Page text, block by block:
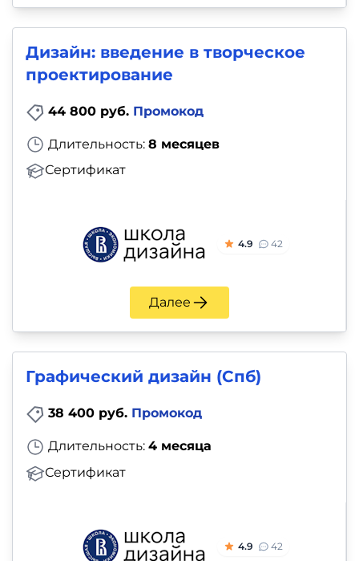
Дизайн: введение в творческое
проектирование
44 800 руб. Промокод
Длительность: 8 месяцев
Сертификат
4.9 42
Далее
Графический дизайн (Спб)
38 400 руб. Промокод
Длительность: 4 месяца
Сертификат
4.9 42